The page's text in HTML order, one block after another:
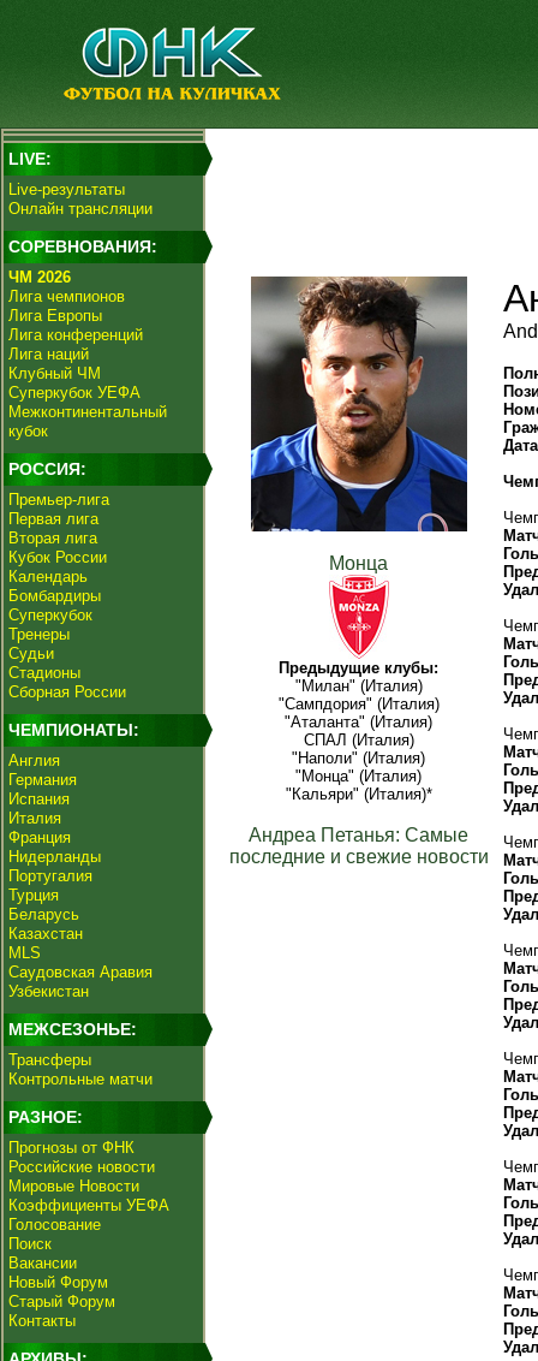
LIVE:
Live-результаты
Онлайн трансляции
СОРЕВНОВАНИЯ:
ЧМ 2026
Лига чемпионов
Лига Европы
Лига конференций
Лига наций
Клубный ЧМ
Суперкубок УЕФА
Межконтинентальный
кубок
РОССИЯ:
Премьер-лига
Первая лига
Вторая лига
Кубок России
Календарь
Бомбардиры
Суперкубок
Тренеры
Судьи
Стадионы
Сборная России
ЧЕМПИОНАТЫ:
Англия
Германия
Испания
Италия
Франция
Нидерланды
Португалия
Турция
Беларусь
Казахстан
MLS
Саудовская Аравия
Узбекистан
МЕЖСЕЗОНЬЕ:
Трансферы
Контрольные матчи
РАЗНОЕ:
Прогнозы от ФНК
Российские новости
Мировые Новости
Коэффициенты УЕФА
Голосование
Поиск
Вакансии
Новый Форум
Старый Форум
Контакты
Монца
Предыдущие клубы:
"Милан" (Италия)
"Сампдория" (Италия)
"Аталанта" (Италия)
СПАЛ (Италия)
"Наполи" (Италия)
"Монца" (Италия)
"Кальяри" (Италия)*
Андреа Петанья: Самые
последние и свежие новости